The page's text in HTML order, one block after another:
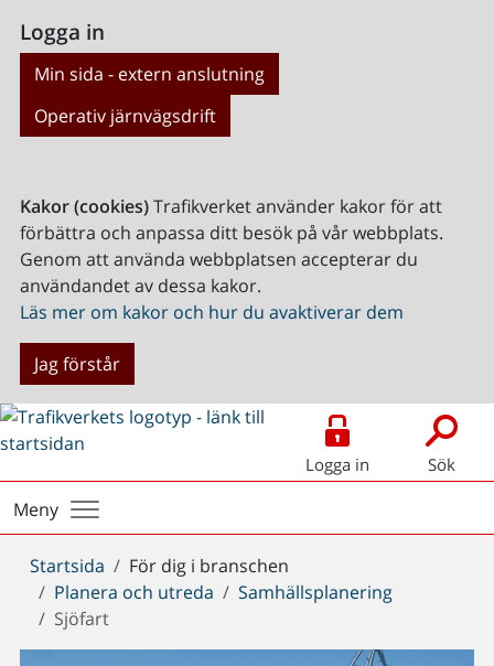
Logga in
Min sida - extern anslutning
Operativ järnvägsdrift
Kakor (cookies)Trafikverket använder kakor för att
förbättra och anpassa ditt besök på vår webbplats.
Genom att använda webbplatsen accepterar du
användandet av dessa kakor.
Läs mer om kakor och hur du avaktiverar dem
Jag förstår
Logga in Sök
Meny
Du
är
här:
Startsida
För dig i branschen
Planera och utreda
Samhällsplanering
Sjöfart